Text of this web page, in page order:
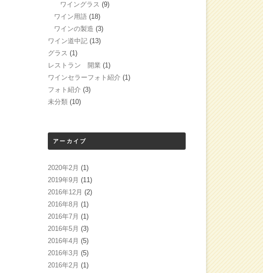
ワイングラス (9)
ワイン用語 (18)
ワインの製造 (3)
ワイン道中記 (13)
グラス (1)
レストラン 開業 (1)
ワインセラーフォト紹介 (1)
フォト紹介 (3)
未分類 (10)
アーカイブ
2020年2月 (1)
2019年9月 (11)
2016年12月 (2)
2016年8月 (1)
2016年7月 (1)
2016年5月 (3)
2016年4月 (5)
2016年3月 (5)
2016年2月 (1)